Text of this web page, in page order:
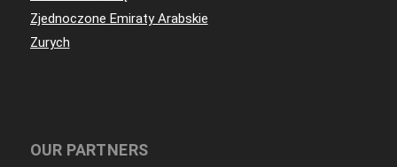
Zjednoczone Emiraty Arabskie
Zurych
OUR PARTNERS